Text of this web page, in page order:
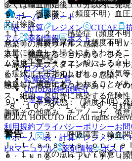
７）． 循環器：（頻度不明）血圧
又は徐脈。
８）． 電解質異常：（頻度不明）
大量に輸血した場合にあらわれる
ム濃度上昇、＊クエン酸による血
る症状（＊手指のしびれ、＊嘔気
輸血した場合にあらわれることがあ
９）． 全身状態：（頻度不明）発
胸痛その他痛み、チアノーゼ、倦怠
警告
１．１． 次の点について留意して
多くは輸血開始後１０分以内に発現
９．１．２参照〕。
１１．１．２． 感染症（頻度不明
感染等の肝炎ウイルス感染、ＨＩ
染し、発症することがある。また
Ｖ感染、エプスタイン・バーウイ
ヒトパルボウイルスＢ１９感染、
感染等に感染することがあり、そ
ス、細菌、原虫等に感染する危険
−８．１０、９．１．４、９．５妊
照〕。
１１．１．３． 呼吸障害・輸血関
Ｉ：ｔｒａｎｓｆｕｓｉｏｎ−ｒｅ
ｅ ｌｕｎｇ ｉｎｊｕｒｙ）（頻
ホーム
ノート
表・計算
レジメン CTCAE
アル
薬剤情報 ポスト
新規登録
ログイン
監修医師一覧
UpToDate特別割引
運営会社
© 2021 HOKUTO Inc. All rights
利用規約プライバシーポリシーお
ホーム
表・計算 レジメン
ERマニュアル
薬剤情報 ポスト